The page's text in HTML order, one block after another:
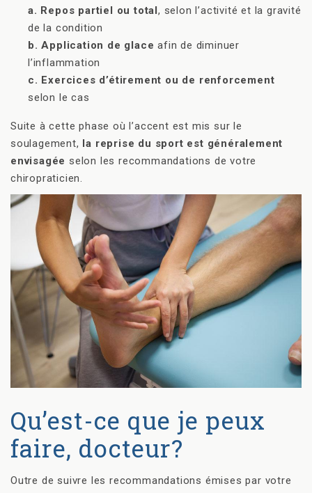
a. Repos partiel ou total, selon l’activité et la gravité
de la condition
b. Application de glace afin de diminuer
l’inflammation
c. Exercices d’étirement ou de renforcement
selon le cas
Suite à cette phase où l’accent est mis sur le
soulagement, la reprise du sport est généralement
envisagée selon les recommandations de votre
chiropraticien.
Qu’est-ce que je peux
faire, docteur?
Outre de suivre les recommandations émises par votre